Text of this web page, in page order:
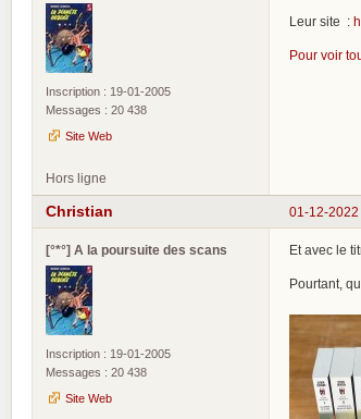
Inscription : 19-01-2005
Messages : 20 438
Site Web
Leur site :
Pour voir
Hors ligne
01-12-
Christian
[°*°] A la poursuite des scans
Inscription : 19-01-2005
Messages : 20 438
Site Web
Et avec le
Pourtant,